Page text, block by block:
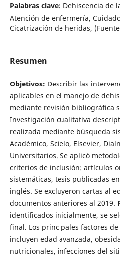
Palabras clave: Dehiscencia de
Atención de enfermería,
Cicatrización de heridas,
Resumen
Objetivos: Describir las
aplicables en el manejo de
mediante revisión bibliográfica
Investigación cualitativa
realizada mediante búsqueda
Académico, Scielo, Elsevier,
Universitarios. Se aplicó
criterios de inclusión: artículos
sistemáticas, tesis publicadas
inglés. Se excluyeron cartas al
documentos anteriores al 2019.
identificados inicialmente, se
final. Los principales factores
incluyen edad avanzada,
nutricionales, infecciones del